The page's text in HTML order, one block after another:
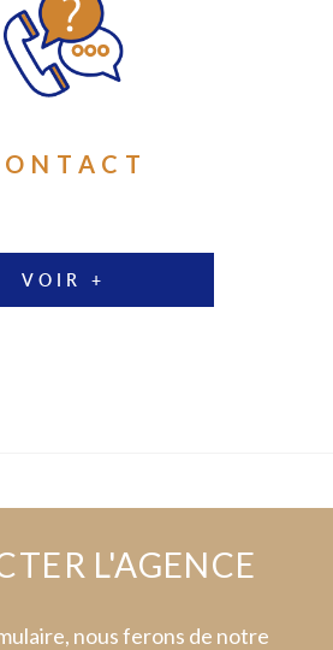
VOIR +
L'AGENCE
nous ferons de notre